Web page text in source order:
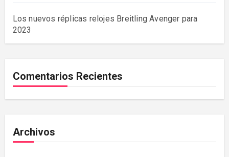
Los nuevos réplicas relojes Breitling Avenger para
2023
Comentarios Recientes
Archivos